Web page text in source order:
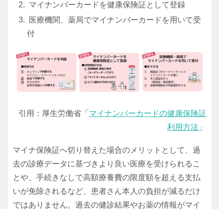
マイナンバーカードを健康保険証として登録
医療機関、薬局でマイナンバーカードを用いて受
付
引用：厚生労働省「 マイナンバーカードの健康保険証
利用方法 」
マイナ保険証へ切り替えた場合のメリットとして、過
去の診療データに基づきより良い医療を受けられるこ
とや、手続きなしで高額療養費の限度額を超える支払
いが免除されるなど、患者さん本人の負担が減るだけ
ではありません。過去の健診結果やお薬の情報がマイ